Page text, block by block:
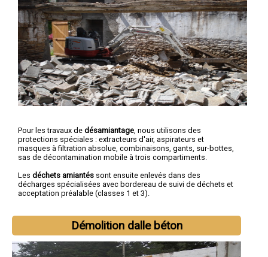
Pour les travaux de désamiantage, nous utilisons des
protections spéciales : extracteurs d'air, aspirateurs et
masques à filtration absolue, combinaisons, gants, sur-bottes,
sas de décontamination mobile à trois compartiments.
Les déchets amiantés sont ensuite enlevés dans des
décharges spécialisées avec bordereau de suivi de déchets et
acceptation préalable (classes 1 et 3).
Démolition dalle béton